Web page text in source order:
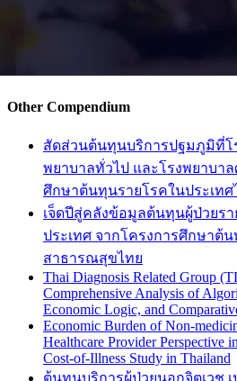
Other Compendium
สัดส่วนต้นทุนบริการปฐมภูมิที่โ
พยาบาลทั่วไป และโรงพยาบา
ศึกษาต้นทุนรายโรคในประเทศ
เจ็ดปีสู่คลังข้อมูลต้นทุนผู้ป่วยร
ประเทศ จากโครงการศึกษาต้
สาธารณสุขไทย
Thai Diagnosis Related Group
Comprehensive Analysis of
Economic Logic, and
Economic Burden of Non-
Healthcare Provider Perspective
Cost-of-Illness Study in Thailand
ต้นทุนบริการผู้ป่วยนอกจิตเวช